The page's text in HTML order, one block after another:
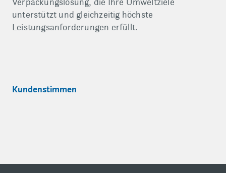
unterstützt und gleichzeitig höchste
Leistungsanforderungen erfüllt.
Kundenstimmen